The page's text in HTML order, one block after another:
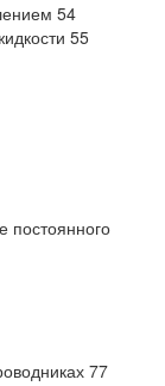
54
55
постоянного
77